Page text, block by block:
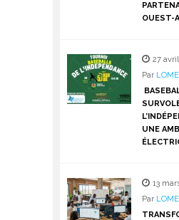
OUEST-
27
Par
UNE
13
Par